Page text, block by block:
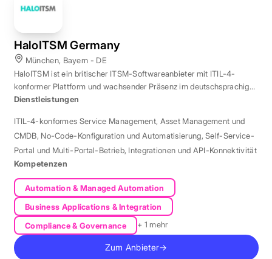
HaloITSM Germany
München, Bayern - DE
HaloITSM ist ein britischer ITSM-Softwareanbieter mit ITIL-4-
konformer Plattform und wachsender Präsenz im deutschsprachigen
Markt.
Dienstleistungen
ITIL-4-konformes Service Management, Asset Management und
CMDB, No-Code-Konfiguration und Automatisierung,Self-Service-
Portal und Multi-Portal-Betrieb, Integrationen und API-Konnektivität
Kompetenzen
Automation & Managed Automation
Business Applications & Integration
Compliance & Governance
+ 1 mehr
Zum Anbieter→